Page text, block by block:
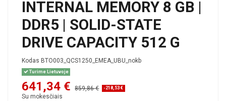
INTERNAL MEMORY 8 GB |
DDR5 | SOLID-STATE
DRIVE CAPACITY 512 G
Kodas BTO003_QCS1250_EMEA_UBU_nokb
Turime Lietuvoje
641,34 € 859,86 € -218,53 €
Su mokesčiais